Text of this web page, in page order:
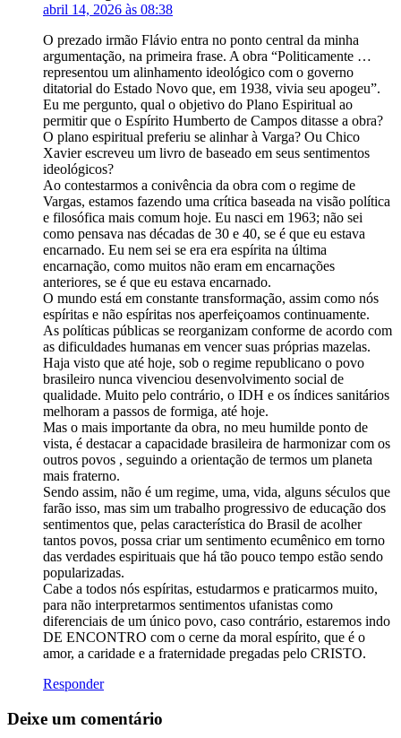
abril 14, 2026 às 08:38
O prezado irmão Flávio entra no ponto central da minha
argumentação, na primeira frase. A obra “Politicamente …
representou um alinhamento ideológico com o governo
ditatorial do Estado Novo que, em 1938, vivia seu apogeu”.
Eu me pergunto, qual o objetivo do Plano Espiritual ao
permitir que o Espírito Humberto de Campos ditasse a obra?
O plano espiritual preferiu se alinhar à Varga? Ou Chico
Xavier escreveu um livro de baseado em seus sentimentos
ideológicos?
Ao contestarmos a conivência da obra com o regime de
Vargas, estamos fazendo uma crítica baseada na visão política
e filosófica mais comum hoje. Eu nasci em 1963; não sei
como pensava nas décadas de 30 e 40, se é que eu estava
encarnado. Eu nem sei se era era espírita na última
encarnação, como muitos não eram em encarnações
anteriores, se é que eu estava encarnado.
O mundo está em constante transformação, assim como nós
espíritas e não espíritas nos aperfeiçoamos continuamente.
As políticas públicas se reorganizam conforme de acordo com
as dificuldades humanas em vencer suas próprias mazelas.
Haja visto que até hoje, sob o regime republicano o povo
brasileiro nunca vivenciou desenvolvimento social de
qualidade. Muito pelo contrário, o IDH e os índices sanitários
melhoram a passos de formiga, até hoje.
Mas o mais importante da obra, no meu humilde ponto de
vista, é destacar a capacidade brasileira de harmonizar com os
outros povos , seguindo a orientação de termos um planeta
mais fraterno.
Sendo assim, não é um regime, uma, vida, alguns séculos que
farão isso, mas sim um trabalho progressivo de educação dos
sentimentos que, pelas característica do Brasil de acolher
tantos povos, possa criar um sentimento ecumênico em torno
das verdades espirituais que há tão pouco tempo estão sendo
popularizadas.
Cabe a todos nós espíritas, estudarmos e praticarmos muito,
para não interpretarmos sentimentos ufanistas como
diferenciais de um único povo, caso contrário, estaremos indo
DE ENCONTRO com o cerne da moral espírito, que é o
amor, a caridade e a fraternidade pregadas pelo CRISTO.
Responder
Deixe um comentário